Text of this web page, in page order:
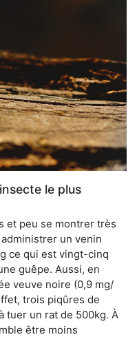
le plus
et peu se montrer très
un venin
ce qui est vingt-cinq
guêpe. Aussi, en
veuve noire (0,9 mg/
trois piqûres de
tuer un rat de 500kg. À
être moins